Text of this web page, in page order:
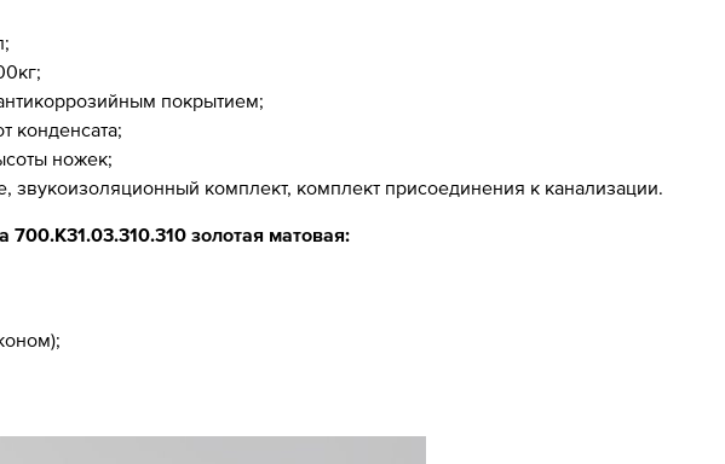
покрытием;
конденсата;
ножек;
звукоизоляционный комплект, комплект присоединения к канализации.
золотая матовая: